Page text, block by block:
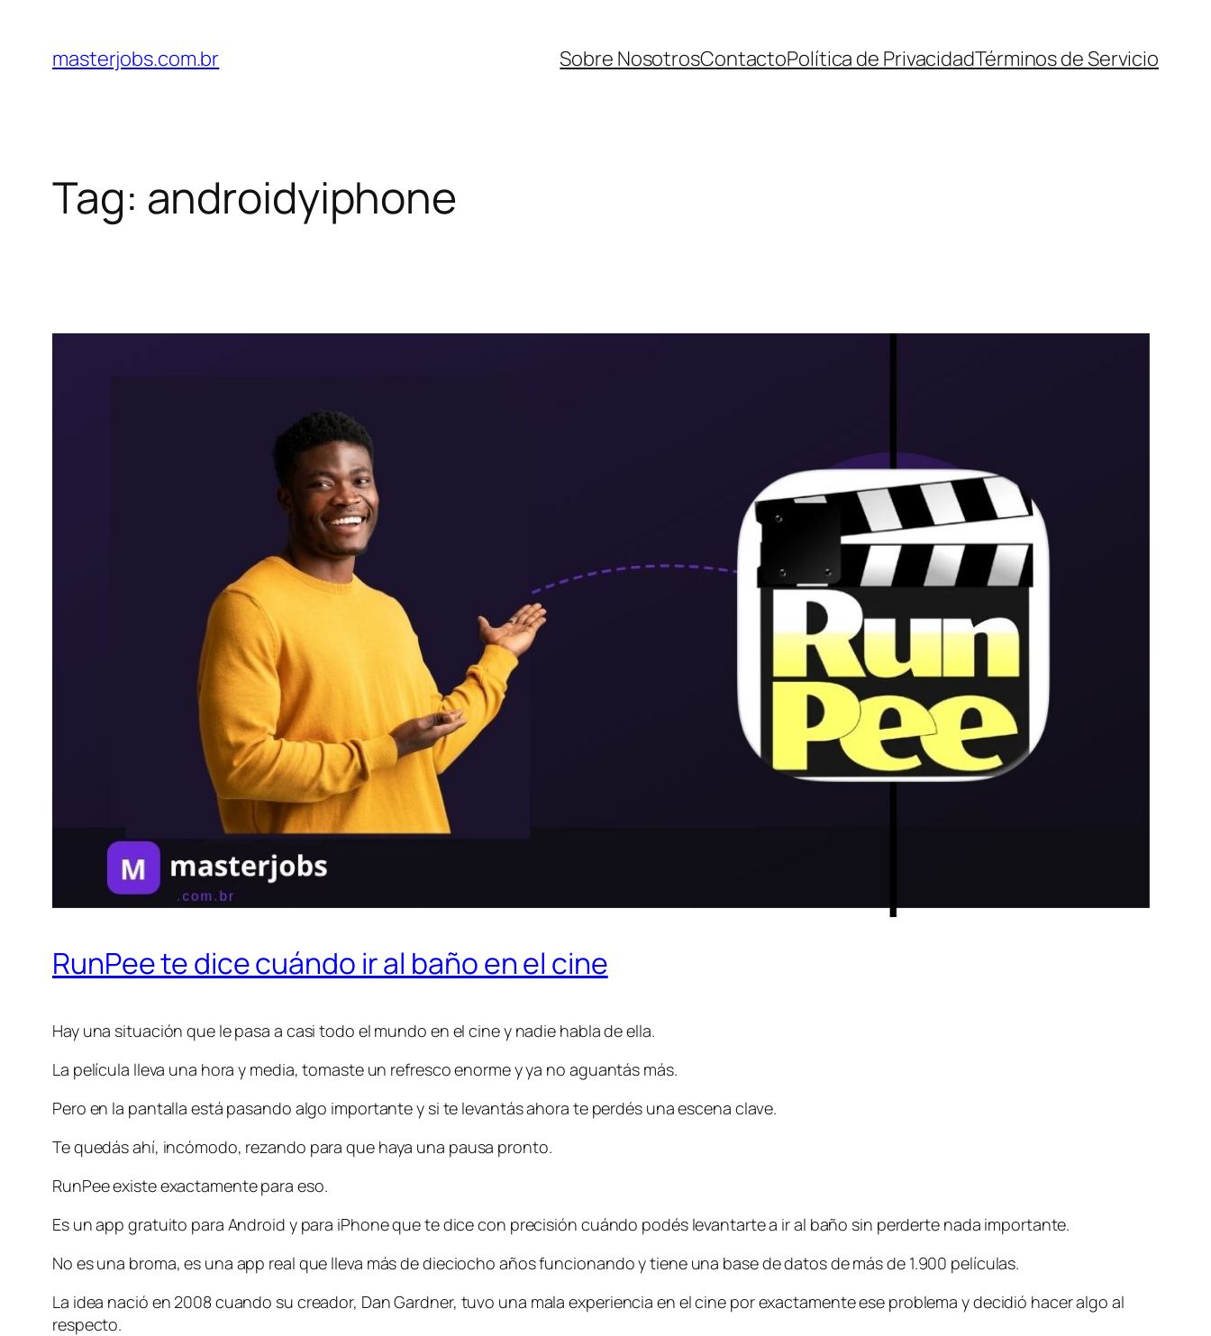
masterjobs.com.br Sobre NosotrosContactoPolítica de PrivacidadTérminos de Servicio
Tag: androidyiphone
RunPee te dice cuándo ir al baño en el cine
Hay una situación que le pasa a casi todo el mundo en el cine y nadie habla de ella.
La película lleva una hora y media, tomaste un refresco enorme y ya no aguantás más.
Pero en la pantalla está pasando algo importante y si te levantás ahora te perdés una escena clave.
Te quedás ahí, incómodo, rezando para que haya una pausa pronto.
RunPee existe exactamente para eso.
Es un app gratuito para Android y para iPhone que te dice con precisión cuándo podés levantarte a ir al baño sin perderte nada importante.
No es una broma, es una app real que lleva más de dieciocho años funcionando y tiene una base de datos de más de 1.900 películas.
La idea nació en 2008 cuando su creador, Dan Gardner, tuvo una mala experiencia en el cine por exactamente ese problema y decidió hacer algo al
respecto.